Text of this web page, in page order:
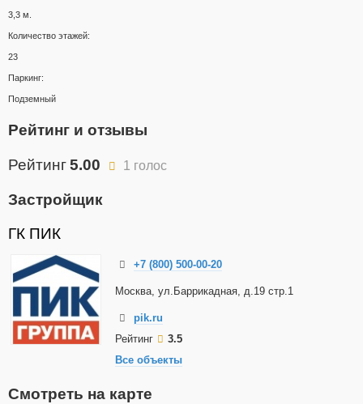
3,3 м.
Количество этажей:
23
Паркинг:
Подземный
Рейтинг и отзывы
Рейтинг5.00 1 голос
Застройщик
ГК ПИК
+7 (800) 500-00-20
Москва, ул.Баррикадная, д.19 стр.1
pik.ru
Рейтинг
3.5
Все объекты
Смотреть на карте